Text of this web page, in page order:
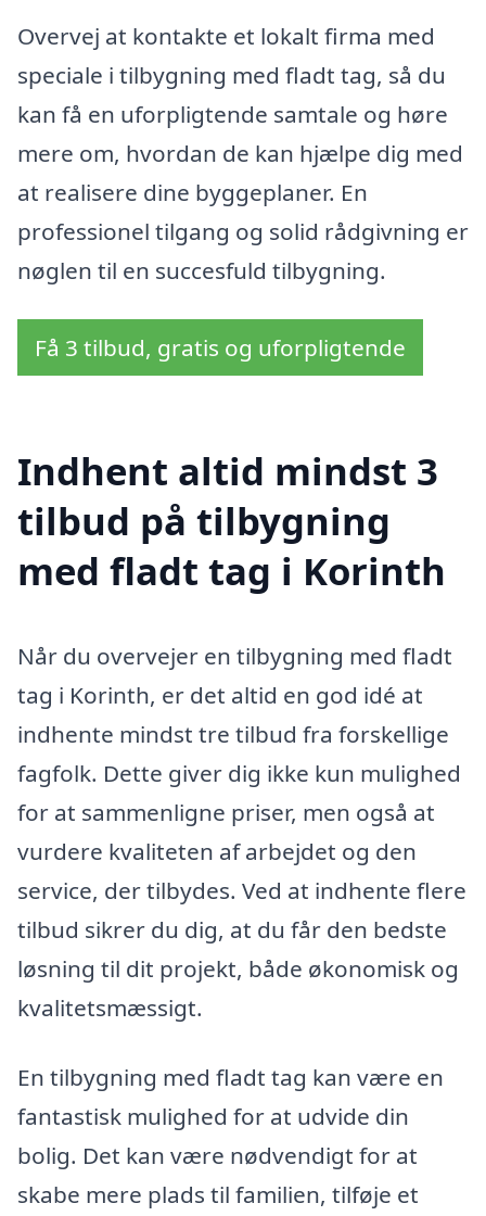
Overvej at kontakte et lokalt firma med
speciale i tilbygning med fladt tag, så du
kan få en uforpligtende samtale og høre
mere om, hvordan de kan hjælpe dig med
at realisere dine byggeplaner. En
professionel tilgang og solid rådgivning er
nøglen til en succesfuld tilbygning.
Få 3 tilbud, gratis og uforpligtende
Indhent altid mindst 3
tilbud på tilbygning
med fladt tag i Korinth
Når du overvejer en tilbygning med fladt
tag i Korinth, er det altid en god idé at
indhente mindst tre tilbud fra forskellige
fagfolk. Dette giver dig ikke kun mulighed
for at sammenligne priser, men også at
vurdere kvaliteten af arbejdet og den
service, der tilbydes. Ved at indhente flere
tilbud sikrer du dig, at du får den bedste
løsning til dit projekt, både økonomisk og
kvalitetsmæssigt.
En tilbygning med fladt tag kan være en
fantastisk mulighed for at udvide din
bolig. Det kan være nødvendigt for at
skabe mere plads til familien, tilføje et